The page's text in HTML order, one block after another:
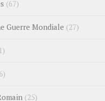
(67)
Guerre Mondiale (27)
(25)